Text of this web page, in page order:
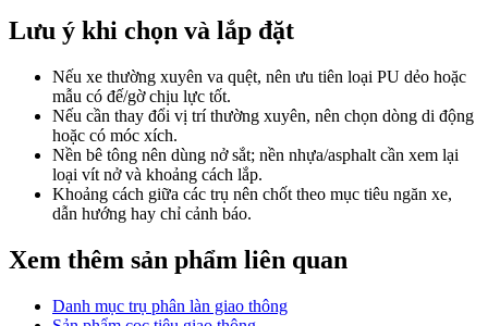
Lưu ý khi chọn và lắp đặt
Nếu xe thường xuyên va quệt, nên ưu tiên loại PU dẻo hoặc
mẫu có đế/gờ chịu lực tốt.
Nếu cần thay đổi vị trí thường xuyên, nên chọn dòng di động
hoặc có móc xích.
Nền bê tông nên dùng nở sắt; nền nhựa/asphalt cần xem lại
loại vít nở và khoảng cách lắp.
Khoảng cách giữa các trụ nên chốt theo mục tiêu ngăn xe,
dẫn hướng hay chỉ cảnh báo.
Xem thêm sản phẩm liên quan
Danh mục trụ phân làn giao thông